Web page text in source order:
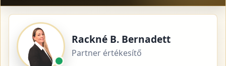
Rackné B. Bernadett
Partner értékesítő